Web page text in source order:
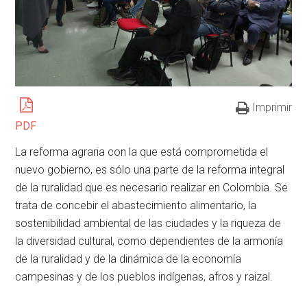
PDF
Imprimir
La reforma agraria con la que está comprometida el
nuevo gobierno, es sólo una parte de la reforma integral
de la ruralidad que es necesario realizar en Colombia. Se
trata de concebir el abastecimiento alimentario, la
sostenibilidad ambiental de las ciudades y la riqueza de
la diversidad cultural, como dependientes de la armonía
de la ruralidad y de la dinámica de la economía
campesinas y de los pueblos indígenas, afros y raizal.